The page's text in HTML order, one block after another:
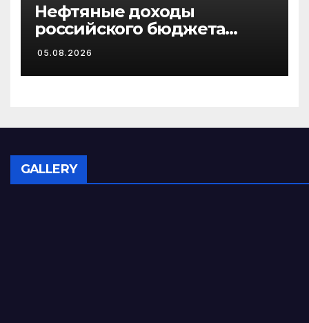
Нефтяные доходы
российского бюджета
подскочили до 15-
месячного максимума
05.08.2026
GALLERY